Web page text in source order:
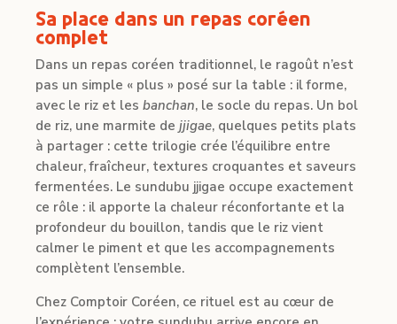
Sa place dans un repas coréen
complet
Dans un repas coréen traditionnel, le ragoût n’est
pas un simple « plus » posé sur la table : il forme,
avec le riz et les banchan, le socle du repas. Un bol
de riz, une marmite de jjigae, quelques petits plats
à partager : cette trilogie crée l’équilibre entre
chaleur, fraîcheur, textures croquantes et saveurs
fermentées. Le sundubu jjigae occupe exactement
ce rôle : il apporte la chaleur réconfortante et la
profondeur du bouillon, tandis que le riz vient
calmer le piment et que les accompagnements
complètent l’ensemble.
Chez Comptoir Coréen, ce rituel est au cœur de